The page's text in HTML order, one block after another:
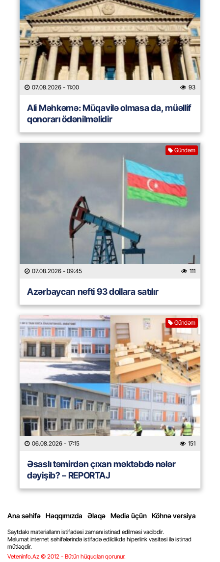
07.08.2026 - 11:00 93
Ali Məhkəmə: Müqavilə olmasa da, müəllif
qonorarı ödənilməlidir
Gündəm
07.08.2026 - 09:45 111
Azərbaycan nefti 93 dollara satılır
Gündəm
06.08.2026 - 17:15 151
Əsaslı təmirdən çıxan məktəbdə nələr
dəyişib? – REPORTAJ
Ana səhifə Haqqımızda Əlaqə Media üçün Köhnə versiya
Saytdakı materialların istifadəsi zamanı istinad edilməsi vacibdir.
Məlumat internet səhifələrində istifadə edildikdə hiperlink vasitəsi ilə istinad
mütləqdir.
Veteninfo.Az © 2012 - Bütün hüquqları qorunur.